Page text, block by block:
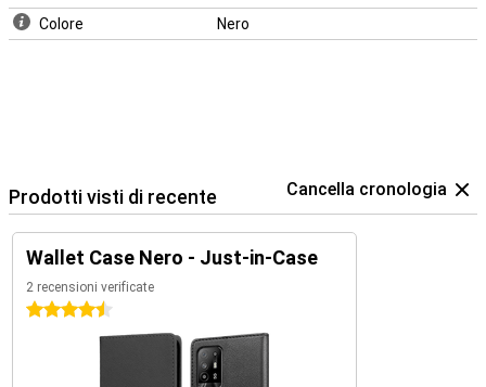
Colore
Nero
Prodotti visti di recente Cancella cronologia
Wallet Case Nero - Just-in-Case
2 recensioni verificate
4.5 stelle